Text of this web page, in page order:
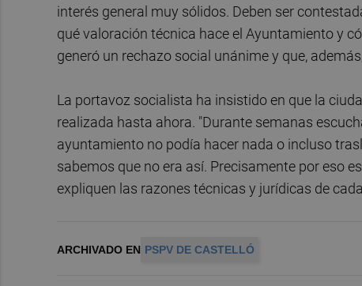
interés general muy sólidos. Deben ser
qué valoración técnica hace el Ayuntamiento y
generó un rechazo social unánime y que,
La portavoz socialista ha insistido en que la
realizada hasta ahora. "Durante semanas
ayuntamiento no podía hacer nada o incluso
sabemos que no era así. Precisamente por eso
expliquen las razones técnicas y jurídicas de
ARCHIVADO EN PSPV DE CASTELLÓ